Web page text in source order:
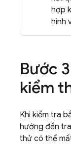
hợp
hình
Bước 3
kiểm
Khi kiểm tra
hướng đến
thử có thể